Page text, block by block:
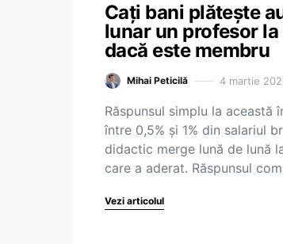
Cați bani plătește
lunar un profesor
dacă este membru
Mihai Peticilă 4 martie
Răspunsul simplu la această
între 0,5% și 1% din salariul
didactic merge lună de lună
care a aderat. Răspunsul
Vezi articolul